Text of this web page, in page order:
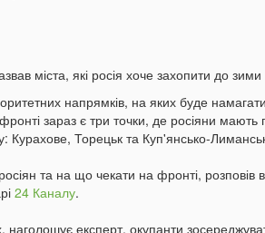
напрямків, на яких буде
зараз є три точки, де росіяни мають
Курахове, Торецьк та Куп'янсько-
та на що чекати на фронті, розповів
24 Каналу.
експерт, окупанти